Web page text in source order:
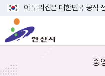
기
이 누리집은 대한민국 공식
시
색
기
바
사
중